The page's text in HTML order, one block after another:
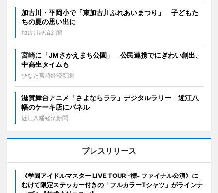
加古川・平岡小で「東加古川ふれあいまつり」 子どもた
ちの夏の思い出に
加古川経済新聞
宮崎に「JMさかえまち公園」 公民連携でにぎわい創出、
中高生タイムも
ひなた宮崎経済新聞
滋賀舞台アニメ「さよならララ」デジタルラリー 近江八
幡のケーキ店にパネル
近江八幡経済新聞
プレスリリース
《学園アイドルマスター LIVE TOUR -標- ファイナル公演》に
むけて限定ステッカー付きの「フルカラーTシャツ」がラインナ